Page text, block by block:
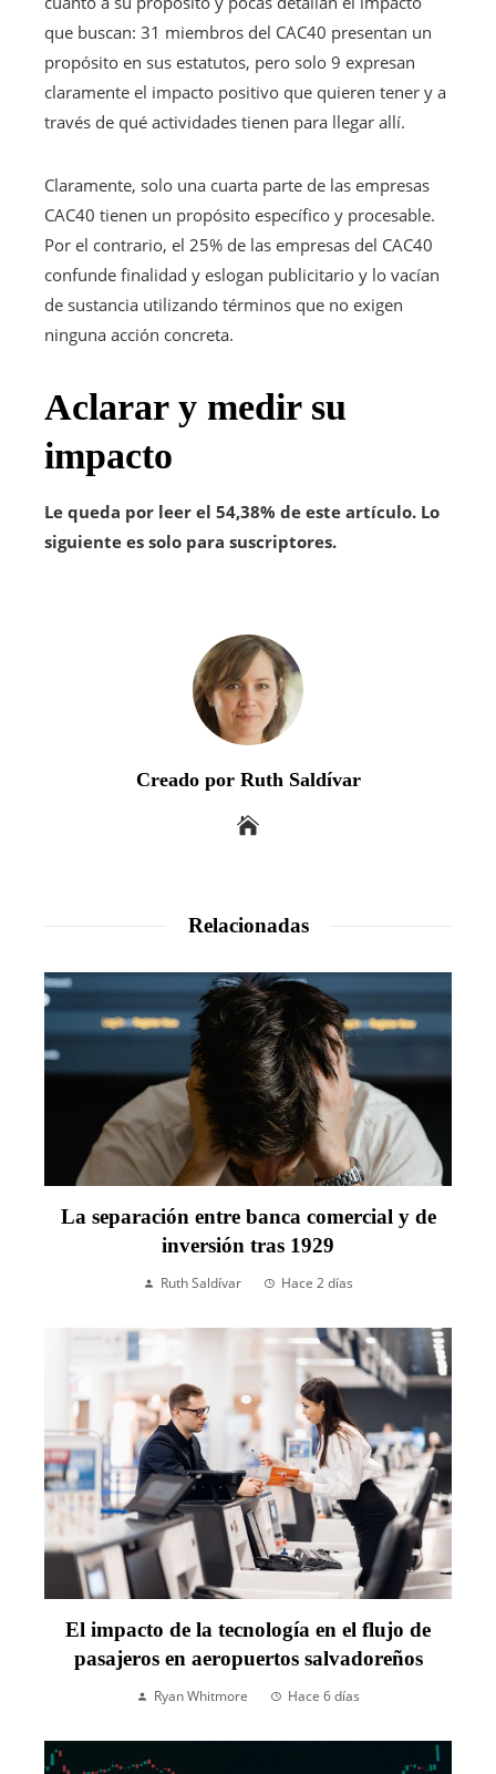
que buscan: 31 miembros del CAC40 presentan un
propósito en sus estatutos, pero solo 9 expresan
claramente el impacto positivo que quieren tener y a
través de qué actividades tienen para llegar allí.
Claramente, solo una cuarta parte de las empresas
CAC40 tienen un propósito específico y procesable.
Por el contrario, el 25% de las empresas del CAC40
confunde finalidad y eslogan publicitario y lo vacían
de sustancia utilizando términos que no exigen
ninguna acción concreta.
Aclarar y medir su
impacto
Le queda por leer el 54,38% de este artículo. Lo
siguiente es solo para suscriptores.
Creado por Ruth Saldívar
Relacionadas
La separación entre banca comercial y de
inversión tras 1929
Ruth Saldívar Hace 2 días
El impacto de la tecnología en el flujo de
pasajeros en aeropuertos salvadoreños
Ryan Whitmore Hace 6 días